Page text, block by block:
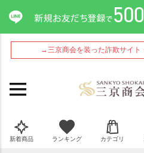
→三京商会を装った詐欺サイト
新着商品 ランキング カテゴリ